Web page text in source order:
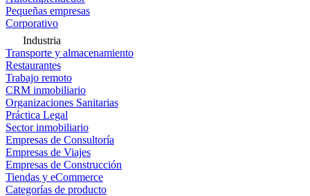
Pequeñas empresas
Corporativo
Industria
Transporte y almacenamiento
Restaurantes
Trabajo remoto
CRM inmobiliario
Organizaciones Sanitarias
Práctica Legal
Sector inmobiliario
Empresas de Consultoría
Empresas de Viajes
Empresas de Construcción
Tiendas y eCommerce
Categorías de producto